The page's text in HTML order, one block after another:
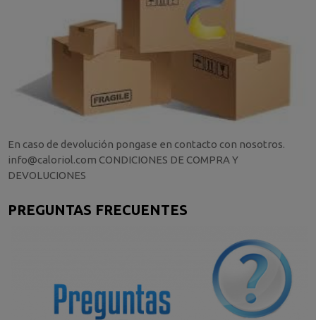
En caso de devolución pongase en contacto con nosotros.
info@caloriol.com CONDICIONES DE COMPRA Y
DEVOLUCIONES
PREGUNTAS FRECUENTES